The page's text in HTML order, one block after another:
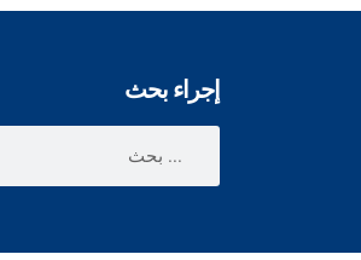
إجراء بحث